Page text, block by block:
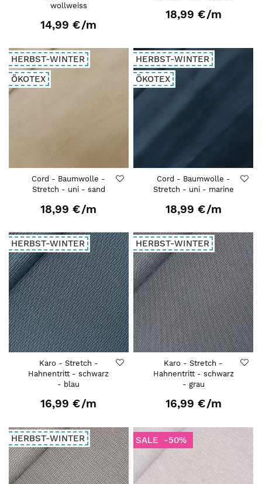
wollweiss
14,99 €/m
18,99 €/m
HERBST-WINTER
ÖKOTEX
Cord - Baumwolle -
Stretch - uni - sand
18,99 €/m
HERBST-WINTER
ÖKOTEX
Cord - Baumwolle -
Stretch - uni - marine
18,99 €/m
HERBST-WINTER
Karo - Stretch -
Hahnentritt - schwarz
- blau
16,99 €/m
HERBST-WINTER
Karo - Stretch -
Hahnentritt - schwarz
- grau
16,99 €/m
HERBST-WINTER SALE -50%